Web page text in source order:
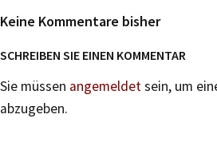
Keine Kommentare bisher
SCHREIBEN SIE EINEN KOMMENTAR
Sie müssen angemeldetsein, um
abzugeben.